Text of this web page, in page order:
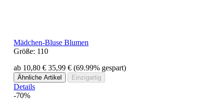
Mädchen-Bluse Blumen
Größe: 110
ab 10,80 € 35,99 € (69.99% gespart)
Ähnliche Artikel Einzigartig
Details
-70%